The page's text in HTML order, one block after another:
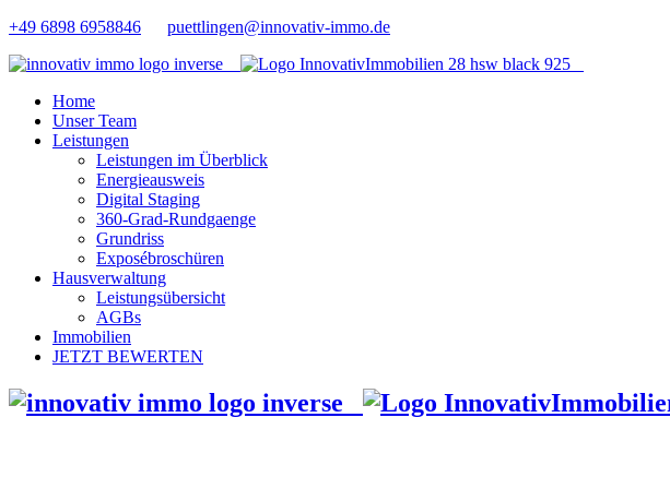
+49 6898 6958846 puettlingen@innovativ-immo.de
Home
Unser Team
Leistungen
Leistungen im Überblick
Energieausweis
Digital Staging
360-Grad-Rundgaenge
Grundriss
Exposébroschüren
Hausverwaltung
Leistungsübersicht
AGBs
Immobilien
JETZT BEWERTEN